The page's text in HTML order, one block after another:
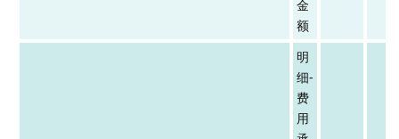
金
额
明
细-
费
用